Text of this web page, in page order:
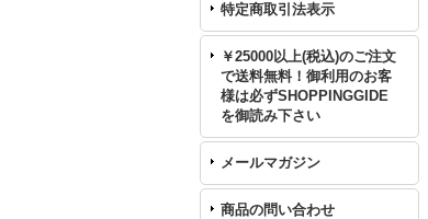
特定商取引法表示
￥25000以上(税込)のご注文
で送料無料！御利用のお客
様は必ずSHOPPINGGIDE
を御読み下さい
メールマガジン
商品の問い合わせ